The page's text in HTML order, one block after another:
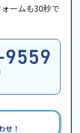
ームも30秒で
せ！